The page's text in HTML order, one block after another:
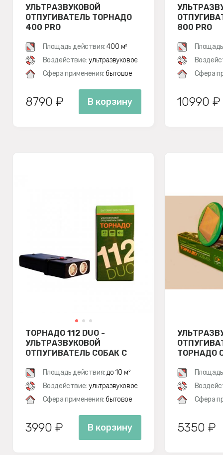
УЛЬТРАЗВУКОВОЙ
ОТПУГИВАТЕЛЬ ТОРНАДО
400 PRO
Площадь действия: 400 м²
Воздействие: ультразвуковое
Сфера применения: бытовое
8790 ₽ В корзину
800 PRO
Сфера
10990 ₽
ТОРНАДО 112 DUO -
УЛЬТРАЗВУКОВОЙ
ОТПУГИВАТЕЛЬ СОБАК С
Площадь действия: до 10 м²
Воздействие: ультразвуковое
Сфера применения: бытовое
3990 ₽ В корзину
ТОРНАДО
Сфера
5350 ₽